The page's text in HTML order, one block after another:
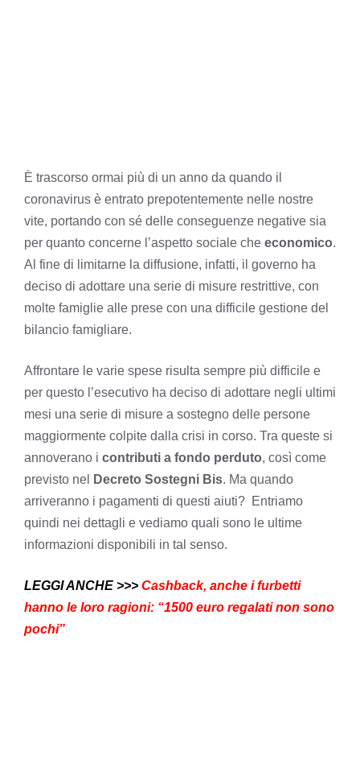
È trascorso ormai più di un anno da quando il
coronavirus è entrato prepotentemente nelle nostre
vite, portando con sé delle conseguenze negative sia
per quanto concerne l’aspetto sociale che economico.
Al fine di limitarne la diffusione, infatti, il governo ha
deciso di adottare una serie di misure restrittive, con
molte famiglie alle prese con una difficile gestione del
bilancio famigliare.
Affrontare le varie spese risulta sempre più difficile e
per questo l’esecutivo ha deciso di adottare negli ultimi
mesi una serie di misure a sostegno delle persone
maggiormente colpite dalla crisi in corso. Tra queste si
annoverano i contributi a fondo perduto, così come
previsto nel
Decreto Sostegni Bis. Ma quando
arriveranno i pagamenti di questi aiuti? Entriamo
quindi nei dettagli e vediamo quali sono le ultime
informazioni disponibili in tal senso.
LEGGI ANCHE >>> Cashback, anche i furbetti
hanno le loro ragioni: “1500 euro regalati non sono
pochi”